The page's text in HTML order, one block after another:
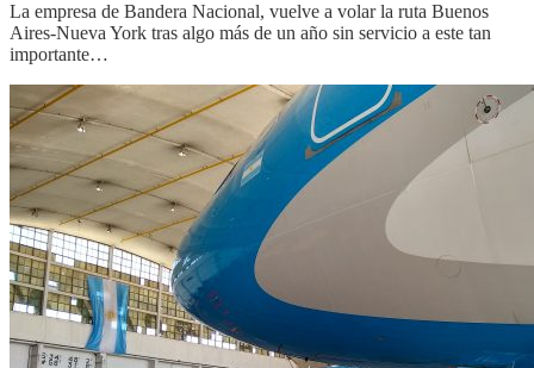
La empresa de Bandera Nacional, vuelve a volar la ruta Buenos
Aires-Nueva York tras algo más de un año sin servicio a este tan
importante…